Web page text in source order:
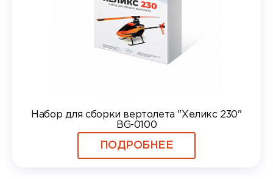
Набор для сборки вертолета "Хеликс 230"
BG-0100
ПОДРОБНЕЕ